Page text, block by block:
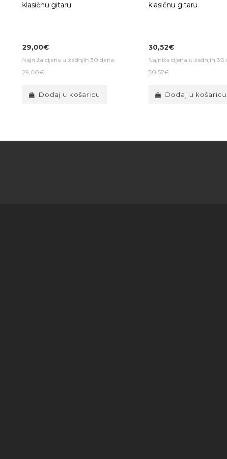
klasičnu gitaru
29,00€
Najniža cijena u zadnjih 30 dana:
29,00€
Dodaj u košaricu
klasičnu gitaru
30,52€
Najniža cijena u zadnjih 30
30,52€
Dodaj u košaricu